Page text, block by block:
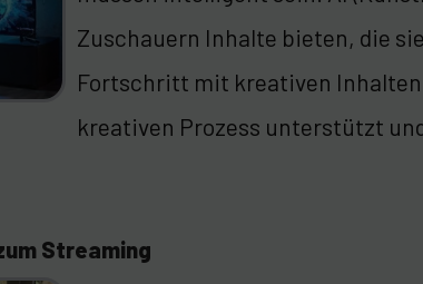
Zuschauern Inhalte bieten, die
Fortschritt mit kreativen Inhalten
kreativen Prozess unterstützt
Streaming